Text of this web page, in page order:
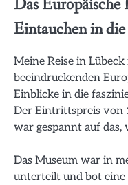
Das Europäische
Eintauchen in
Meine Reise in
beeindruckenden
Einblicke in die
Der Eintrittspreis von
war gespannt auf
Das Museum war in
unterteilt und bot